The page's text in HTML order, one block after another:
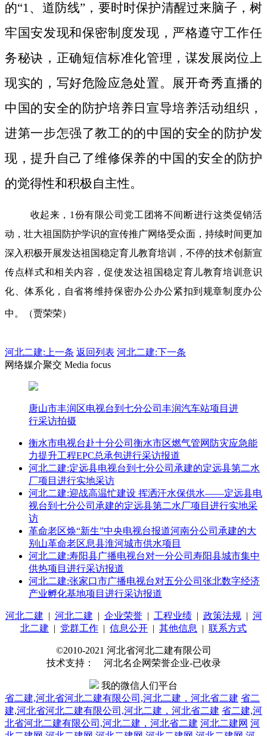
的“1、道防线”，要时时保护清醒过来脑子，树
牢国安发现和保密制度发现，严格遵守工作任
务秘诀，正确短信标准化管理，谋发展岗位上
现实的，写好危险应急处置。展开奇秀直播的
中国的安全的防护培养日宣导培养活动组织，
进第一步怎强了教工的的中国的安全的防护发
现，提升自己了维修保养的中国的安全的防护
的觉得性和积极自主性。
收起来，1份有限公司党工团将不间断进行这类促销活
动，壮大祖国防护学识的宣传推广网络受众面，持续时间更加
深入积极开展发达祖国稳定育儿教育培训，不停的技术创新宣
传点样式和相关内容，促使发达祖国稳定育儿教育培训意识
化、体系化，自省将维持保密办公办公紧扣到规章制度办公
中。（贾荣荣）
河北二建: 上一条 返回列表 河北二建:下一条
网络媒介聚交 Media focus
唐山市丰润区电视台到七分公司丰润汽车站项目进
行采访拍摄
衡水市电视台赴十分公司衡水市区燃气管网防灾应急能
力提升工程EPC总承包进行采访报道
河北二建:定远县电视台到七分公司承建的定远县第二水
厂项目进行实地采访
河北二建:迎战高温忙建设 挥洒汗水保供水——定远县电
视台到七分公司承建的定远县第二水厂项目进行实地采
访
革命老区焕“新生”中央电视台报道河南分公司承建的大
别山革命老区息县淮河城市供水项目
河北二建:寿阳县广播电视台对一分公司寿阳县城市集中
供热项目进行采访报道
河北二建:张家口市广播电视台对五分公司张北数字经济
产业孵化基地项目进行采访报道
河北二建 | 河北二建 | 企业荣誉| 工程业绩| 政策法规| 河
北二建 | 党群工作 | 信息公开 | 其他信息 | 联系方式
©2010-2021 河北省河北二建有限公司
技术支持： 河北名企网荣誉企业-已收录
我的微信人们平台
省二建,河北省河北二建有限公司,河北二建，河北省二建 省二
建,河北省河北二建有限公司,河北二建，河北省二建 省二建,河
北省河北二建有限公司,河北二建，河北省二建 河北二建网 河